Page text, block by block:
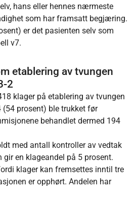
hans eller hennes nærmeste
som har framsatt begjæring.
er det pasienten selv som
v7.
etablering av tvungen
2
klager på etablering av tvungen
(54 prosent) ble trukket før
behandlet dermed 194
med antall kontroller av vedtak
en klageandel på 5 prosent.
klager kan fremsettes inntil tre
er opphørt. Andelen har